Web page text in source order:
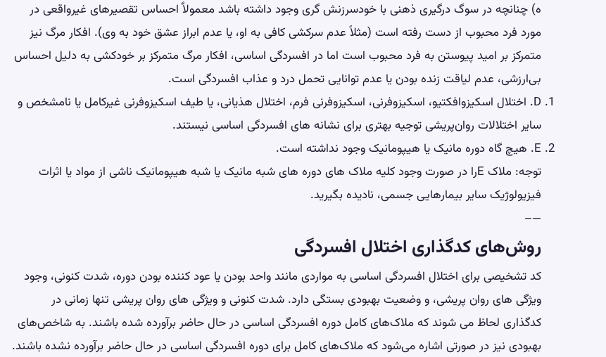
ه) چنانچه در سوگ درگیری ذهنی با خودسرزنش گری وجود داشته باشد معمولاٌ احساس تقصیرهای غیرواقعی در
مورد فرد محبوب از دست رفته است (مثلاً عدم سرکشی کافی به او، یا عدم ابراز عشق خود به وی). افکار مرگ نیز
متمرکز بر امید پیوستن به فرد محبوب است اما در افسردگی اساسی، افکار مرگ متمرکز بر خودکشی به دلیل احساس
بی‌ارزشی، عدم لیاقت زنده بودن یا عدم توانایی تحمل درد و عذاب افسردگی است.
D. اختلال اسکیزوافکتیو، اسکیزوفرنی، اسکیزوفرنی فرم، اختلال هذیانی، یا طیف اسکیزوفرنی غیرکامل یا نامشخص و
سایر اختلالات روان‌پریشی توجیه بهتری برای نشانه های افسردگی اساسی نیستند.
E. هیچ گاه دوره مانیک یا هیپومانیک وجود نداشته است.
توجه: ملاک Eرا در صورت وجود کلیه ملاک های دوره‌ های شبه مانیک یا شبه هیپومانیک ناشی از مواد یا اثرات
فیزیولوژیک سایر بیمارهایی جسمی، نادیده بگیرید.
—–
روش‌های کدگذاری اختلال افسردگی
کد تشخیصی برای اختلال افسردگی اساسی به مواردی مانند واحد بودن یا عود کننده بودن دوره، شدت کنونی، وجود
ویژگی ‌های روان‌ پریشی، و وضعیت بهبودی بستگی دارد. ‌شدت کنونی و ویژگی ‌های روان‌ پریشی تنها زمانی در
کدگذاری لحاظ می شوند که ملاک‌های کامل دوره افسردگی اساسی در حال حاضر برآورده شده باشند. به شاخص‌های
بهبودی نیز در صورتی اشاره می‌شود که ملاک‌های کامل برای دوره افسردگی اساسی در حال حاضر برآورده نشده باشند.